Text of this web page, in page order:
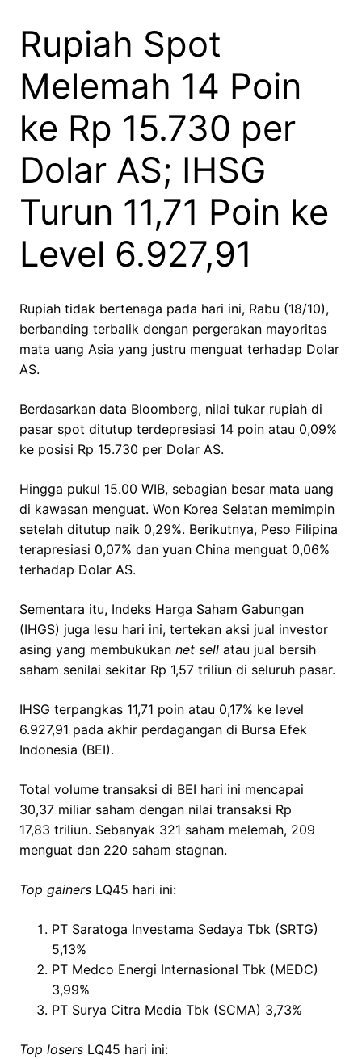
Rupiah Spot
Melemah 14 Poin
ke Rp 15.730 per
Dolar AS; IHSG
Turun 11,71 Poin ke
Level 6.927,91
Rupiah tidak bertenaga pada hari ini, Rabu (18/10),
berbanding terbalik dengan pergerakan mayoritas
mata uang Asia yang justru menguat terhadap Dolar
AS.
Berdasarkan data Bloomberg, nilai tukar rupiah di
pasar spot ditutup terdepresiasi 14 poin atau 0,09%
ke posisi Rp 15.730 per Dolar AS.
Hingga pukul 15.00 WIB, sebagian besar mata uang
di kawasan menguat. Won Korea Selatan memimpin
setelah ditutup naik 0,29%. Berikutnya, Peso Filipina
terapresiasi 0,07% dan yuan China menguat 0,06%
terhadap Dolar AS.
Sementara itu, Indeks Harga Saham Gabungan
(IHGS) juga lesu hari ini, tertekan aksi jual investor
asing yang membukukan net sell atau jual bersih
saham senilai sekitar Rp 1,57 triliun di seluruh pasar.
IHSG terpangkas 11,71 poin atau 0,17% ke level
6.927,91 pada akhir perdagangan di Bursa Efek
Indonesia (BEI).
Total volume transaksi di BEI hari ini mencapai
30,37 miliar saham dengan nilai transaksi Rp
17,83 triliun. Sebanyak 321 saham melemah, 209
menguat dan 220 saham stagnan.
Top gainers LQ45 hari ini:
PT Saratoga Investama Sedaya Tbk (SRTG)
5,13%
PT Medco Energi Internasional Tbk (MEDC)
3,99%
PT Surya Citra Media Tbk (SCMA) 3,73%
Top losers LQ45 hari ini: